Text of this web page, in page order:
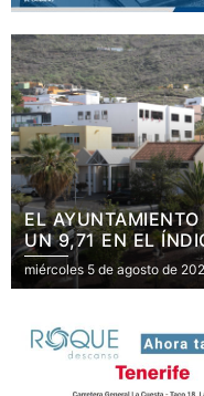
EL HOSPITAL
LOS REYES
ENCUESTA DE
miércoles 5 de agosto de